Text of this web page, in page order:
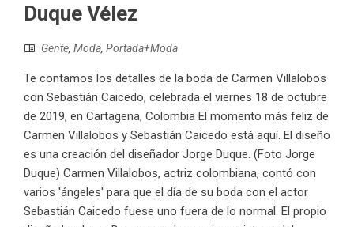
Duque Vélez
Gente, Moda, Portada+Moda
Te contamos los detalles de la boda de Carmen Villalobos
con Sebastián Caicedo, celebrada el viernes 18 de octubre
de 2019, en Cartagena, Colombia El momento más feliz de
Carmen Villalobos y Sebastián Caicedo está aquí. El diseño
es una creación del diseñador Jorge Duque. (Foto Jorge
Duque) Carmen Villalobos, actriz colombiana, contó con
varios 'ángeles' para que el día de su boda con el actor
Sebastián Caicedo fuese uno fuera de lo normal. El propio